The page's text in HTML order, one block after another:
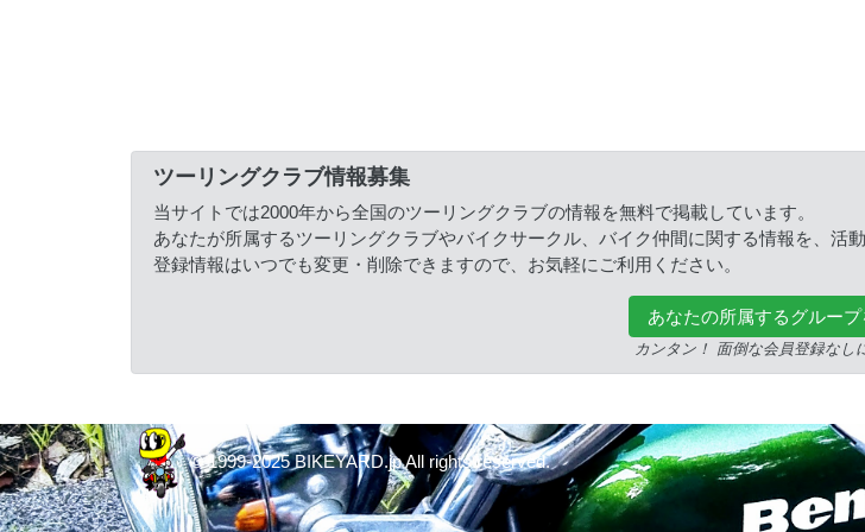
ツーリングクラブ情報募集
当サイトでは2000年から全国のツーリングクラブの情報を無料で掲載しています。
あなたが所属するツーリングクラブやバイクサークル、バイク仲間に関する情報を、活
登録情報はいつでも変更・削除できますので、お気軽にご利用ください。
あなたの所属するグルー
カンタン！ 面倒な会員登録なし
© 1999-2025 BIKEYARD.jp All rights reserved.